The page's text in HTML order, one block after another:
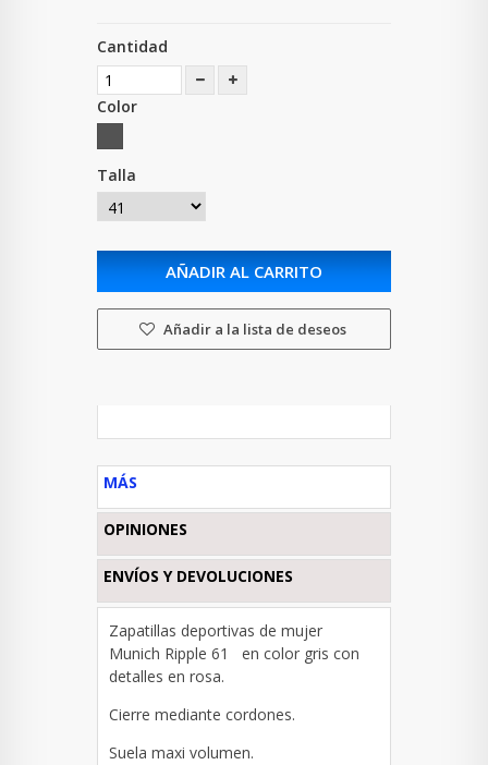
Cantidad
Color
Talla
AÑADIR AL CARRITO
Añadir a la lista de deseos
MÁS
OPINIONES
ENVÍOS Y DEVOLUCIONES
Zapatillas deportivas de mujer
Munich Ripple 61 en color gris con
detalles en rosa.
Cierre mediante cordones.
Suela maxi volumen.